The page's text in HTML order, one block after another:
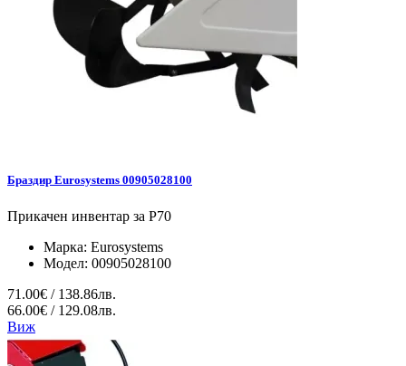
Браздир Eurosystems 00905028100
Прикачен инвентар за P70
Марка: Eurosystems
Модел: 00905028100
71.00€ / 138.86лв.
66.00€ / 129.08лв.
Виж